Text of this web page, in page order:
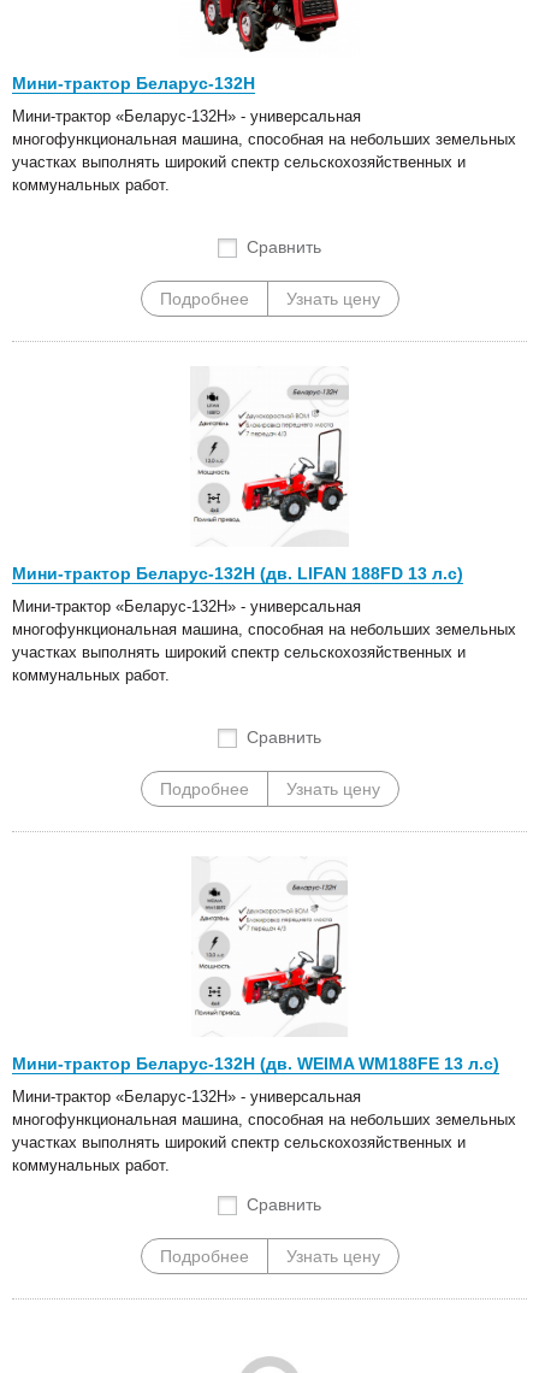
Мини-трактор Беларус-132Н
Мини-трактор «Беларус-132Н» - универсальная
многофункциональная машина, способная на небольших земельных
участках выполнять широкий спектр сельскохозяйственных и
коммунальных работ.
Сравнить
Подробнее Узнать цену
Мини-трактор Беларус-132Н (дв. LIFAN 188FD 13 л.с)
Мини-трактор «Беларус-132Н» - универсальная
многофункциональная машина, способная на небольших земельных
участках выполнять широкий спектр сельскохозяйственных и
коммунальных работ.
Сравнить
Подробнее Узнать цену
Мини-трактор Беларус-132Н (дв. WEIMA WM188FE 13 л.с)
Мини-трактор «Беларус-132Н» - универсальная
многофункциональная машина, способная на небольших земельных
участках выполнять широкий спектр сельскохозяйственных и
коммунальных работ.
Сравнить
Подробнее Узнать цену